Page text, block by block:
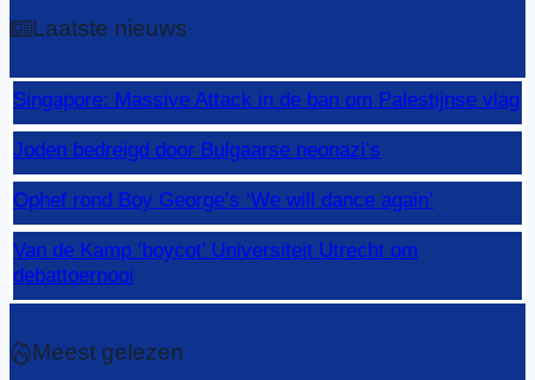
Laatste nieuws
Singapore: Massive Attack in de ban om Palestijnse vlag
Joden bedreigd door Bulgaarse neonazi’s
Ophef rond Boy George’s ‘We will dance again’
Van de Kamp ‘boycot’ Universiteit Utrecht om
debattoernooi
Meest gelezen